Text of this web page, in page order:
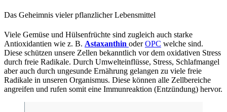
Das Geheimnis vieler pflanzlicher Lebensmittel
Viele Gemüse und Hülsenfrüchte sind zugleich auch starke
Antioxidantien wie z. B. Astaxanthin oderOPC welche sind.
Diese schützen unsere Zellen bekanntlich vor dem oxidativen Stress
durch freie Radikale. Durch Umwelteinflüsse, Stress, Schlafmangel
aber auch durch ungesunde Ernährung gelangen zu viele freie
Radikale in unseren Organismus. Diese können alle Zellbereiche
angreifen und rufen somit eine Immunreaktion (Entzündung) hervor.